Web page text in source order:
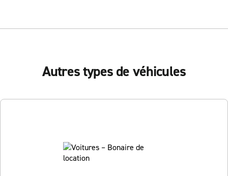
Autres types de véhicules